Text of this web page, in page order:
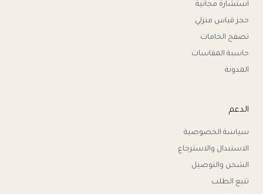
استشارة مجانية
حجز قياس منزلي
تصفح الخامات
حاسبة المقاسات
المدونة
الدعم
سياسة الخصوصية
الاستبدال والاسترجاع
الشحن والتوصيل
تتبع الطلب